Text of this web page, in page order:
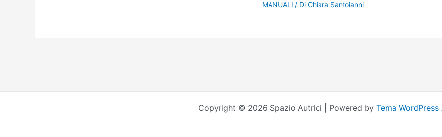
MANUALI / Di Chiara Santoianni
Copyright © 2026 Spazio Autrici | Powered by Tema WordPress